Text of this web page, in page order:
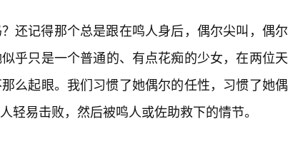
还记得那个总是跟在鸣人身后，偶尔尖叫，偶尔
乎只是一个普通的、有点花痴的少女，在两位天
起眼。我们习惯了她偶尔的任性，习惯了她偶
轻易击败，然后被鸣人或佐助救下的情节。